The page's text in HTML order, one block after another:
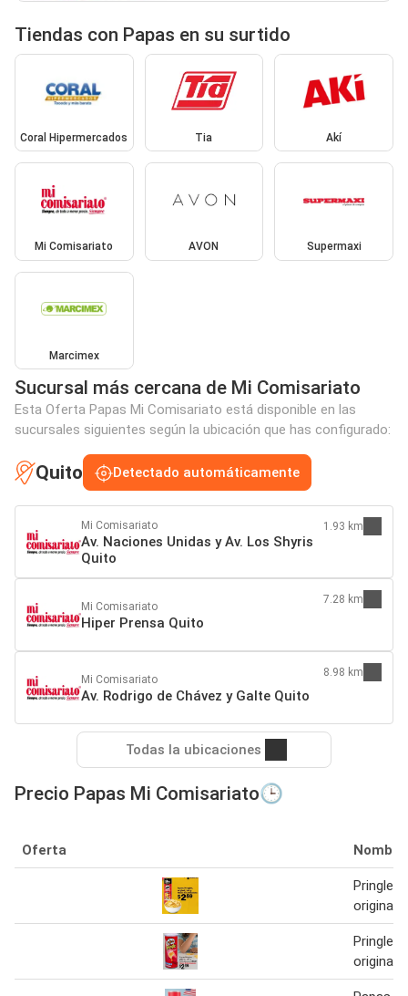
Tiendas con Papas en su surtido
Coral Hipermercados Tia Akí
Mi Comisariato AVON Supermaxi
Marcimex
Sucursal más cercana de Mi Comisariato
Esta Oferta Papas Mi Comisariato está disponible en las
sucursales siguientes según la ubicación que has configurado:
Quito Detectado automáticamente
Mi Comisariato
Av. Naciones Unidas y Av. Los Shyris
Quito
1.93 km
Mi Comisariato
Hiper Prensa Quito
7.28 km
Mi Comisariato
Av. Rodrigo de Chávez y Galte Quito
8.98 km
Todas la ubicaciones
Precio Papas Mi Comisariato🕒
Oferta Nombre
Pringles
original
Pringles
original